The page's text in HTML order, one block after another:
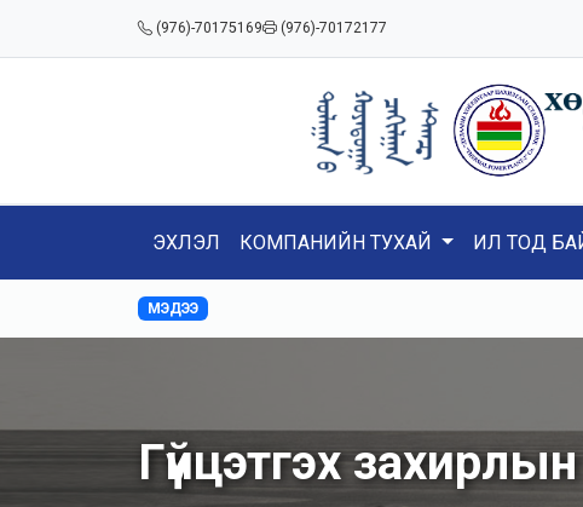
(976)-70175169 (976)-70172177
ЭХЛЭЛ КОМПАНИЙН ТУХАЙ ИЛ ТОД
МЭДЭЭ
Гүйцэтгэх